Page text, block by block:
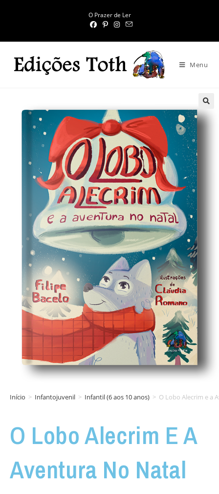
O Prazer de Ler
Menu
Início > Infantojuvenil > Infantil (6 aos 10 anos) > O Lobo Alecrim e a
O Lobo Alecrim E A
Aventura No Natal